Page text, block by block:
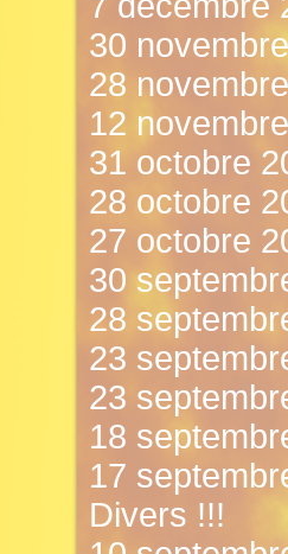
30
28
12
31 octobre
28 octobre
27 octobre
30
28
23
23
18
17
Divers !!!